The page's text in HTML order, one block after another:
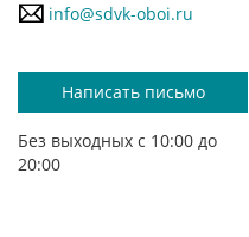
info@sdvk-oboi.ru
Написать письмо
Без выходных с 10:00 до
20:00